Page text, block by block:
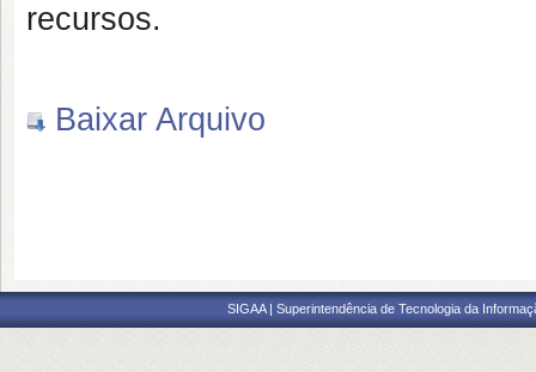
recursos.
Baixar Arquivo
SIGAA | Superintendência de Tecnologia da